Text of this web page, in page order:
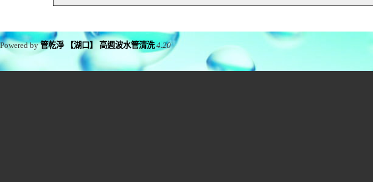
Powered by管乾淨 【湖口】 高週波水管清洗 4.20